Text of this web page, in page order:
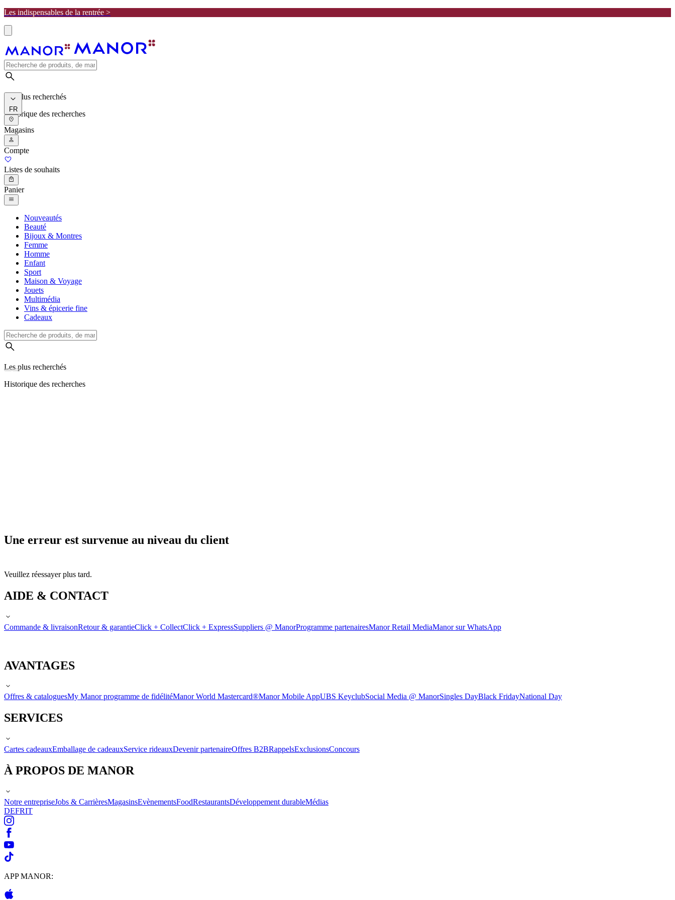
Les indispensables de la rentrée >
Les plus recherchés
Historique des recherches
FR
Magasins
Compte
Listes de souhaits
Panier
Nouveautés
Beauté
Bijoux & Montres
Femme
Homme
Enfant
Sport
Maison & Voyage
Jouets
Multimédia
Vins & épicerie fine
Cadeaux
Les plus recherchés
Historique des recherches
Une erreur est survenue au niveau du client
Veuillez réessayer plus tard.
AIDE & CONTACT
Commande & livraisonRetour & garantieClick + CollectClick + ExpressSuppliers @ ManorProgramme partenairesManor Retail MediaManor sur WhatsApp
AVANTAGES
Offres & cataloguesMy Manor programme de fidélitéManor World Mastercard®Manor Mobile AppUBS KeyclubSocial Media @ ManorSingles DayBlack FridayNational Day
SERVICES
Cartes cadeauxEmballage de cadeauxService rideauxDevenir partenaireOffres B2BRappelsExclusionsConcours
À PROPOS DE MANOR
Notre entrepriseJobs & CarrièresMagasinsEvènementsFoodRestaurantsDéveloppement durableMédias
DEFRIT
APP MANOR: